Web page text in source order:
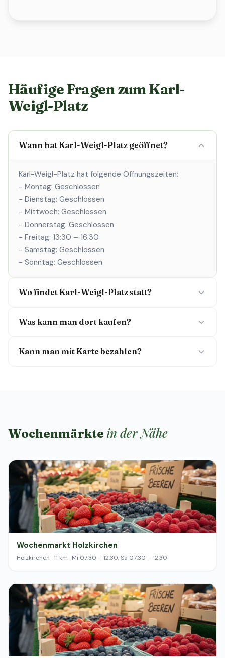
Häufige Fragen zum Karl-
Weigl-Platz
Wann hat Karl-Weigl-Platz geöffnet?
Karl-Weigl-Platz hat folgende Öffnungszeiten:
- Montag: Geschlossen
- Dienstag: Geschlossen
- Mittwoch: Geschlossen
- Donnerstag: Geschlossen
- Freitag: 13:30 – 16:30
- Samstag: Geschlossen
- Sonntag: Geschlossen
Wo findet Karl-Weigl-Platz statt?
Was kann man dort kaufen?
Kann man mit Karte bezahlen?
Wochenmärkte in der Nähe
Wochenmarkt Holzkirchen
Holzkirchen · 11 km · Mi 07:30 – 12:30, Sa 07:30 – 12:30